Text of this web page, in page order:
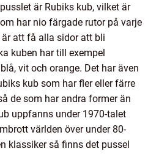
är Rubiks kub, vilket är
har nio färgade rutor på varje
att få alla sidor att bli
kuben har till exempel
vit och orange. Det har även
kub som har fler eller färre
de som har andra former än
uppfanns under 1970-talet
världen över under 80-
klassiker så finns det pussel